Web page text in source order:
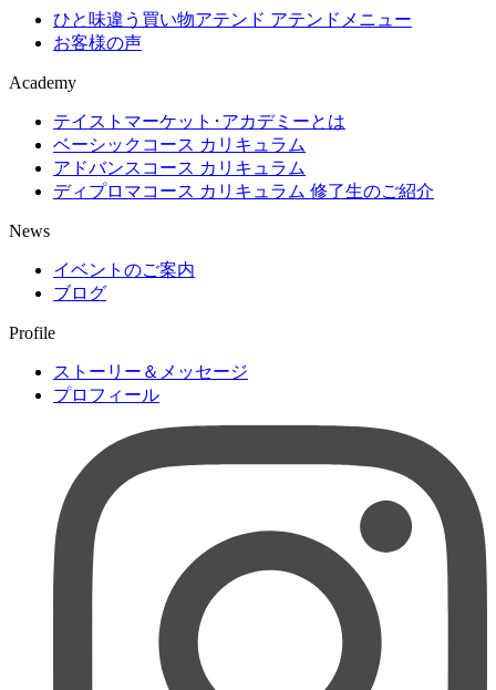
ひと味違う買い物アテンド アテンドメニュー
お客様の声
Academy
テイストマーケット･アカデミーとは
ベーシックコース カリキュラム
アドバンスコース カリキュラム
ディプロマコース カリキュラム 修了生のご紹介
News
イベントのご案内
ブログ
Profile
ストーリー＆メッセージ
プロフィール